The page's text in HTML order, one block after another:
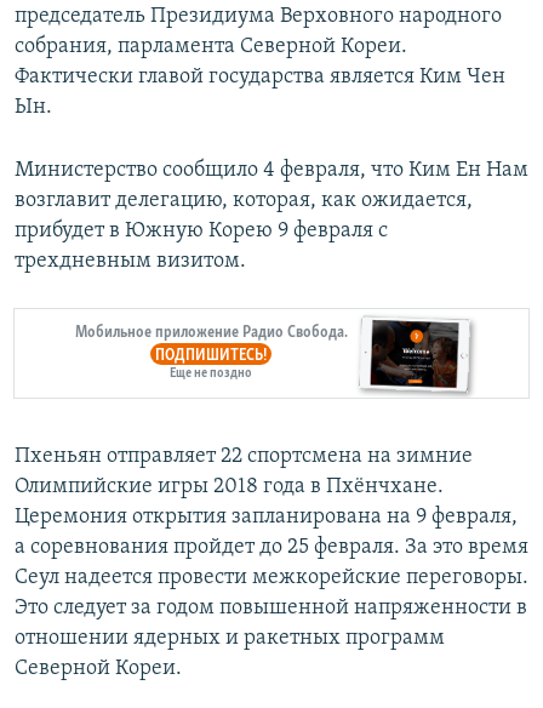
председатель Президиума Верховного народного
собрания, парламента Северной Кореи.
Фактически главой государства является Ким Чен
Ын.
Министерство сообщило 4 февраля, что Ким Ен Нам
возглавит делегацию, которая, как ожидается,
прибудет в Южную Корею 9 февраля с
трехдневным визитом.
Мобильное приложение Радио Свобода.
ПОДПИШИТЕСЬ!
Еще не поздно
Пхеньян отправляет 22 спортсмена на зимние
Олимпийские игры 2018 года в Пхёнчхане.
Церемония открытия запланирована на 9 февраля,
а соревнования пройдет до 25 февраля. За это время
Сеул надеется провести межкорейские переговоры.
Это следует за годом повышенной напряженности в
отношении ядерных и ракетных программ
Северной Кореи.